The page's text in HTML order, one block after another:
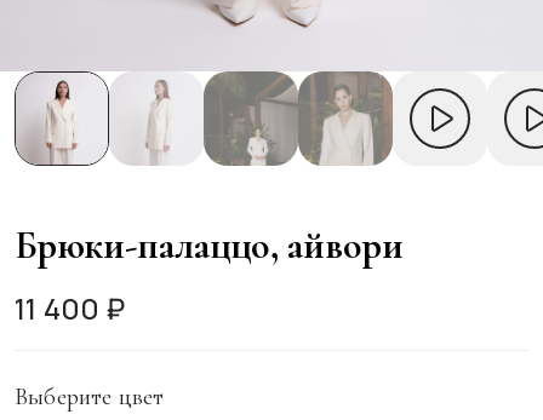
Брюки-палаццо, айвори
11 400 ₽
Выберите цвет